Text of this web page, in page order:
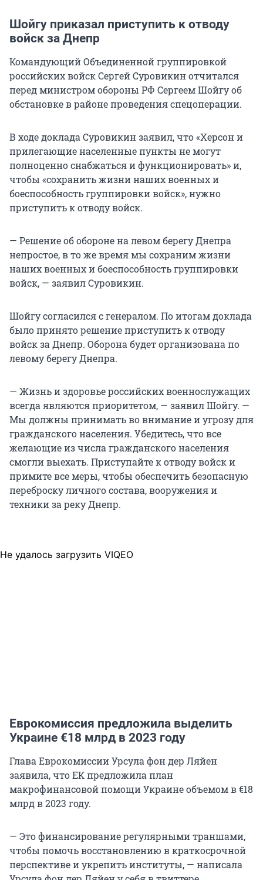
Шойгу приказал приступить к отводу
войск за Днепр
Командующий Объединенной группировкой
российских войск Сергей Суровикин отчитался
перед министром обороны РФ Сергеем Шойгу об
обстановке в районе проведения спецоперации.
В ходе доклада Суровикин заявил, что «Херсон и
прилегающие населенные пункты не могут
полноценно снабжаться и функционировать» и,
чтобы «сохранить жизни наших военных и
боеспособность группировки войск», нужно
приступить к отводу войск.
— Решение об обороне на левом берегу Днепра
непростое, в то же время мы сохраним жизни
наших военных и боеспособность группировки
войск, — заявил Суровикин.
Шойгу согласился с генералом. По итогам доклада
было принято решение приступить к отводу
войск за Днепр. Оборона будет организована по
левому берегу Днепра.
— Жизнь и здоровье российских военнослужащих
всегда являются приоритетом, — заявил Шойгу. —
Мы должны принимать во внимание и угрозу для
гражданского населения. Убедитесь, что все
желающие из числа гражданского населения
смогли выехать. Приступайте к отводу войск и
примите все меры, чтобы обеспечить безопасную
переброску личного состава, вооружения и
техники за реку Днепр.
Не удалось загрузить VIQEO
Еврокомиссия предложила выделить
Украине €18 млрд в 2023 году
Глава Еврокомиссии Урсула фон дер Ляйен
заявила, что ЕК предложила план
макрофинансовой помощи Украине объемом в €18
млрд в 2023 году.
— Это финансирование регулярными траншами,
чтобы помочь восстановлению в краткосрочной
перспективе и укрепить институты, — написала